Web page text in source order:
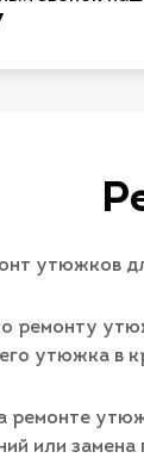
утюжков
ремонту
утюжка в
ремонте
или